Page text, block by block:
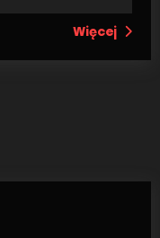
Więcej